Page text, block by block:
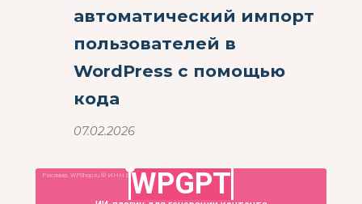
автоматический импорт
пользователей в
WordPress с помощью
кода
07.02.2026